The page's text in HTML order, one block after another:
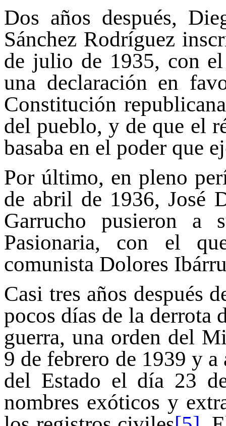
Dos años después,
Sánchez Rodríguez
de julio de 1935, con
una declaración en
Constitución
del pueblo, y de que el
basaba en el poder que
Por último, en pleno
de abril de 1936, José
Garrucho pusieron
Pasionaria, con el
comunista Dolores
Casi tres años después
pocos días de la derrota
guerra, una orden del
9 de febrero de 1939 y
del Estado el día 23
nombres exóticos y